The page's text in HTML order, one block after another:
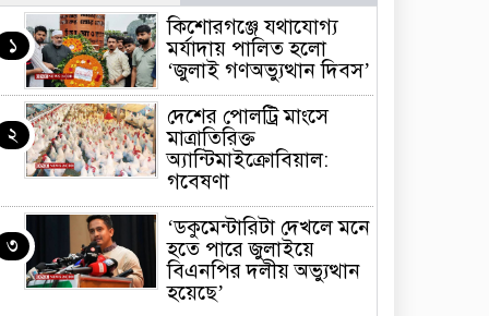
১
কিশোরগঞ্জে যথাযোগ্য
মর্যাদায় পালিত হলো
‘জুলাই গণঅভ্যুত্থান দিবস’
২
দেশের পোলট্রি মাংসে
মাত্রাতিরিক্ত
অ্যান্টিমাইক্রোবিয়াল:
গবেষণা
৩
‘ডকুমেন্টারিটা দেখলে মনে
হতে পারে জুলাইয়ে
বিএনপির দলীয় অভ্যুত্থান
হয়েছে’